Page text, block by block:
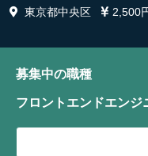
東京都中央区 2,500
募集中の職種
フロントエンドエンジ